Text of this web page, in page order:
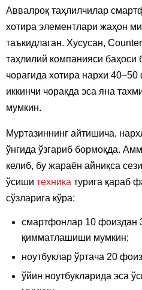
Аввалроқ таҳлилчилар
хотира элементлари жаҳон
таъкидлаган. Хусусан,
таҳлилий компанияси баҳоси
чорагида хотира нархи
иккинчи чоракда эса яна
мумкин.
Муртазиннинг айтишича,
ўнгида ўзгариб бормоқда.
келиб, бу жараён айниқса
ўсиши техника турига қараб
сўзларига кўра:
смартфонлар 10 фоиздан
қимматлашиши мумкин;
ноутбуклар ўртача 20
ўйин ноутбукларида эса